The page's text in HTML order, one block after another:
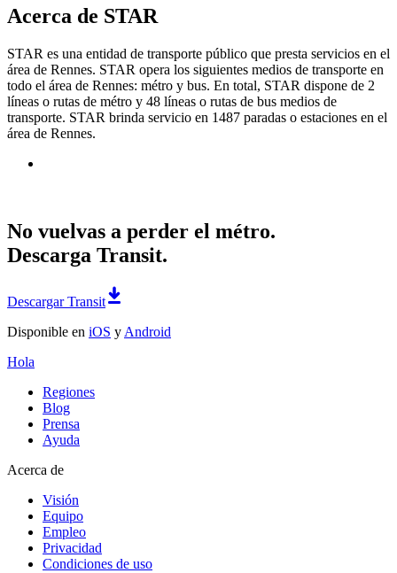
Acerca de STAR
STAR es una entidad de transporte público que presta servicios en el
área de Rennes. STAR opera los siguientes medios de transporte en
todo el área de Rennes: métro y bus. En total, STAR dispone de 2
líneas o rutas de métro y 48 líneas o rutas de bus medios de
transporte. STAR brinda servicio en 1487 paradas o estaciones en el
área de Rennes.
No vuelvas a perder el métro.
Descarga Transit.
Descargar Transit
Disponible en iOS y Android
Hola
Regiones
Blog
Prensa
Ayuda
Acerca de
Visión
Equipo
Empleo
Privacidad
Condiciones de uso